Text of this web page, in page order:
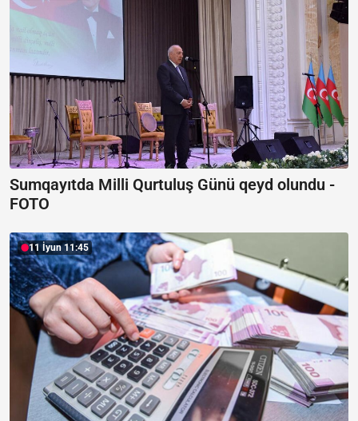
Sumqayıtda Milli Qurtuluş Günü qeyd olundu -
FOTO
11 İyun 11:45